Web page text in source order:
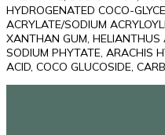
HYDROGENATED COCO-
ACRYLATE/SODIUM
XANTHAN GUM, HELIANTHUS
SODIUM PHYTATE, ARACHIS
ACID, COCO GLUCOSIDE,